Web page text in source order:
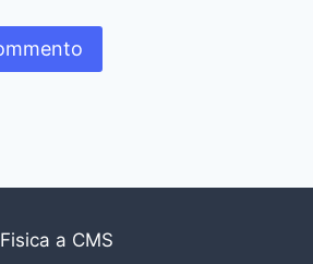
Fisica a CMS